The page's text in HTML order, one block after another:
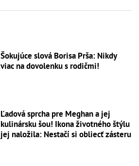
Šokujúce slová Borisa Prša: Nikdy
viac na dovolenku s rodičmi!
Ľadová sprcha pre Meghan a jej
kulinársku šou! Ikona životného štýlu
jej naložila: Nestačí si obliecť zásteru